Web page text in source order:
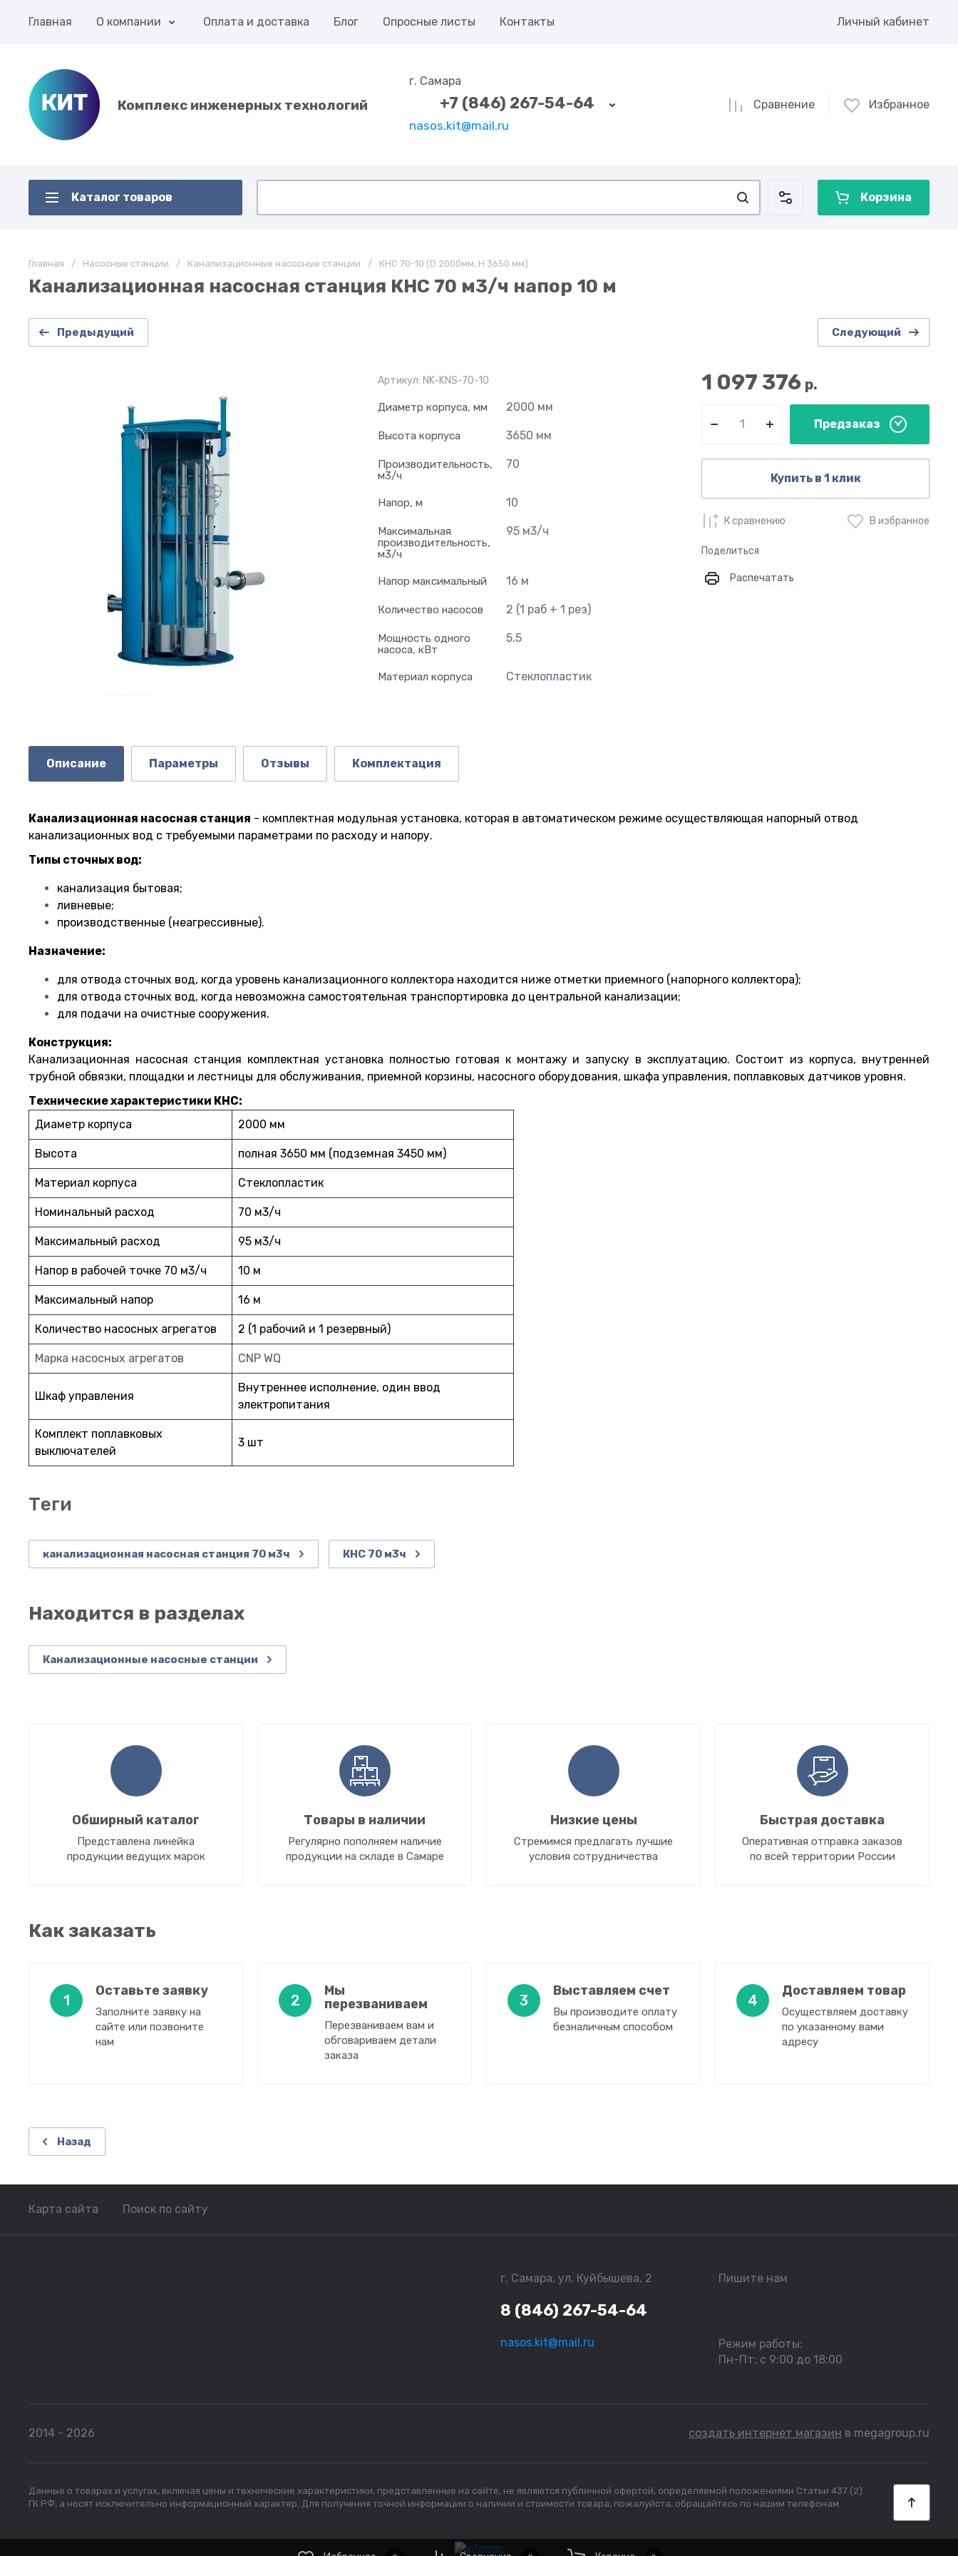
Главная О компании Оплата и доставка Блог Опросные листы Контакты Личный кабинет
Комплекс инженерных технологий
г. Самара
+7 (846) 267-54-64
nasos.kit@mail.ru
Сравнение Избранное
Каталог товаров Корзина
Главная / Насосные станции / Канализационные насосные станции / КНС 70-10 (D 2000мм, Н 3650 мм)
Канализационная насосная станция КНС 70 м3/ч напор 10 м
Предыдущий Следующий
Артикул: NK-KNS-70-10
Диаметр корпуса, мм 2000 мм
Высота корпуса 3650 мм
Производительность,
м3/ч
70
Напор, м 10
Максимальная
производительность,
м3/ч
95 м3/ч
Напор максимальный 16 м
Количество насосов 2 (1 раб + 1 рез)
Мощность одного
насоса, кВт
5.5
Материал корпуса Стеклопластик
1 097 376 р.
Предзаказ
Купить в 1 клик
К сравнению В избранное
Поделиться
Распечатать
Описание Параметры Отзывы Комплектация
Канализационная насосная станция - комплектная модульная установка, которая в автоматическом режиме осуществляющая напорный отвод
канализационных вод с требуемыми параметрами по расходу и напору.
Типы сточных вод:
канализация бытовая;
ливневые;
производственные (неагрессивные).
Назначение:
для отвода сточных вод, когда уровень канализационного коллектора находится ниже отметки приемного (напорного коллектора);
для отвода сточных вод, когда невозможна самостоятельная транспортировка до центральной канализации;
для подачи на очистные сооружения.
Конструкция:
Канализационная насосная станция комплектная установка полностью готовая к монтажу и запуску в эксплуатацию. Состоит из корпуса, внутренней
трубной обвязки, площадки и лестницы для обслуживания, приемной корзины, насосного оборудования, шкафа управления, поплавковых датчиков уровня.
Технические характеристики КНС:
Диаметр корпуса
2000 мм
Высота полная 3650 мм (подземная 3450 мм)
Материал корпуса Стеклопластик
Номинальный расход 70 м3/ч
Максимальный расход 95 м3/ч
Напор в рабочей точке 70 м3/ч 10 м
Максимальный напор 16 м
Количество насосных агрегатов 2 (1 рабочий и 1 резервный)
Марка насосных агрегатов CNP WQ
Шкаф управления
Внутреннее исполнение, один ввод
электропитания
Комплект поплавковых
выключателей
3 шт
теги
канализационная насосная станция 70 м3ч КНС 70 м3ч
Находится в разделах
Канализационные насосные станции
Обширный каталог
Представлена линейка
продукции ведущих марок
Товары в наличии
Регулярно пополняем наличие
продукции на складе в Самаре
Низкие цены
Стремимся предлагать лучшие
условия сотрудничества
Быстрая доставка
Оперативная отправка заказов
по всей территории России
Как заказать
1
Оставьте заявку
Заполните заявку на
сайте или позвоните
нам
2
Мы
перезваниваем
Перезваниваем вам и
обговариваем детали
заказа
3
Выставляем счет
Вы производите оплату
безналичным способом
4
Доставляем товар
Осуществляем доставку
по указанному вами
адресу
Назад
Карта сайта Поиск по сайту
г. Самара, ул. Куйбышева, 2
8 (846) 267-54-64
nasos.kit@mail.ru
Пишите нам
Режим работы:
Пн-Пт: с 9:00 до 18:00
2014 - 2026 создать интернет магазин в megagroup.ru
Данные о товарах и услугах, включая цены и технические характеристики, представленные на сайте, не являются публичной офертой, определяемой положениями Статьи 437 (2)
ГК РФ, а носят исключительно информационный характер. Для получения точной информации о наличии и стоимости товара, пожалуйста, обращайтесь по нашим телефонам.